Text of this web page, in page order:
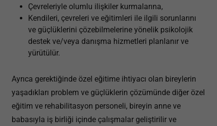
Çevreleriyle olumlu ilişkiler kurmalarına,
Kendileri, çevreleri ve eğitimleri ile ilgili sorunlarını
ve güçlüklerini çözebilmelerine yönelik psikolojik
destek ve/veya danışma hizmetleri planlanır ve
yürütülür.
Ayrıca gerektiğinde özel eğitime ihtiyacı olan bireylerin
yaşadıkları problem ve güçlüklerin çözümünde diğer özel
eğitim ve rehabilitasyon personeli, bireyin anne ve
babasıyla iş birliği içinde çalışmalar geliştirilir ve